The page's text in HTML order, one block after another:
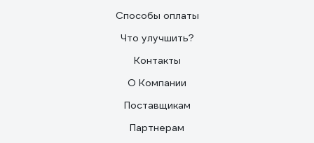
Способы оплаты
Что улучшить?
Контакты
О Компании
Поставщикам
Партнерам